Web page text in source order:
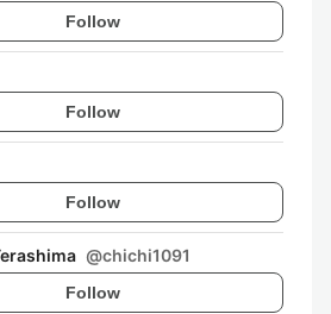
Follow
Follow
Follow
@chichi1091
Follow